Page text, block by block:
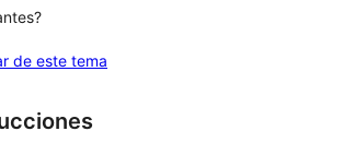
de este tema